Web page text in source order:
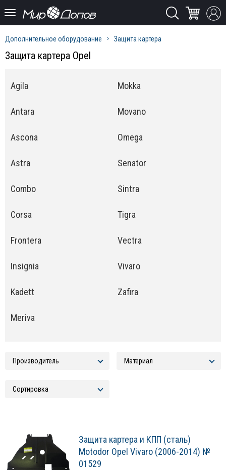
Дополнительное оборудование Защита картера
Защита картера Opel
Agila
Antara
Ascona
Astra
Combo
Corsa
Frontera
Insignia
Kadett
Meriva
Mokka
Movano
Omega
Senator
Sintra
Tigra
Vectra
Vivaro
Zafira
Защита картера и КПП (сталь)
Motodor Opel Vivaro (2006-2014) №
01529